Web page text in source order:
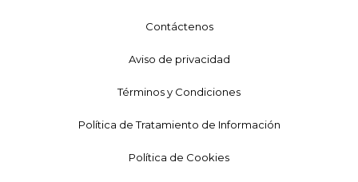
Contáctenos
Aviso de privacidad
Términos y Condiciones
Política de Tratamiento de Información
Política de Cookies